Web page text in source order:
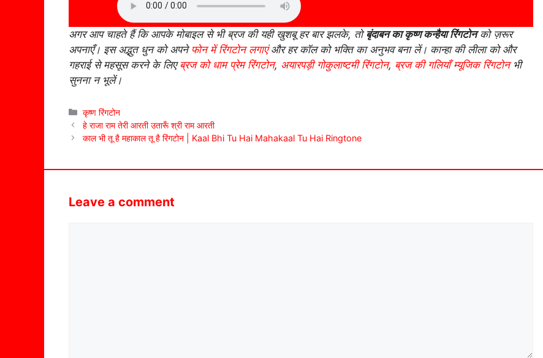
अगर आप चाहते हैं कि आपके मोबाइल से भी ब्रज की यही खुशबू हर बार झलके, तो बृंदाबन का कृष्ण कन्हैया रिंगटोनको ज़रूर
अपनाएँ। इस अद्भुत धुन को अपने फोन में रिंगटोन लगाएंऔर हर कॉल को भक्ति का अनुभव बना लें। कान्हा की लीला को और
गहराई से महसूस करने के लिएब्रज को धाम प्रेम रिंगटोन, अयारपड़ी गोकुलाष्टमी रिंगटोन, ब्रज की गलियाँ म्यूजिक रिंगटोनभी
सुनना न भूलें।
Categories
कृष्ण रिंगटोन
हे राजा राम तेरी आरती उतारूँ श्री राम आरती
काल भी तू है महाकाल तू है रिंगटोन | Kaal Bhi Tu Hai Mahakaal Tu Hai Ringtone
Leave a comment